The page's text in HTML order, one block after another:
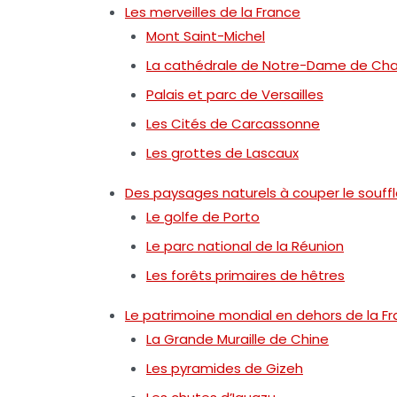
Les merveilles de la France
Mont Saint-Michel
La cathédrale de Notre-Dame de
Palais et parc de Versailles
Les Cités de Carcassonne
Les grottes de Lascaux
Des paysages naturels à couper le
Le golfe de Porto
Le parc national de la Réunion
Les forêts primaires de hêtres
Le patrimoine mondial en dehors de la
La Grande Muraille de Chine
Les pyramides de Gizeh